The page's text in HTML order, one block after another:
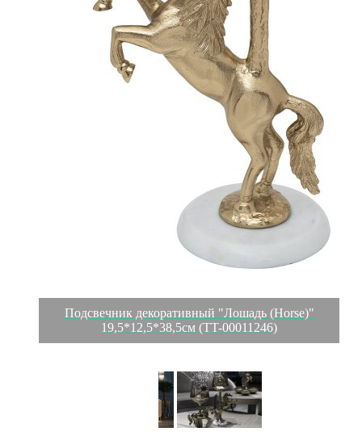
Подсвечник декоративный "Лошадь (Horse)"
19,5*12,5*38,5см (TT-00011246)